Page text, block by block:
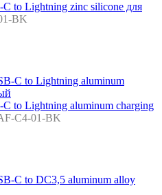
to Lightning zinc silicone для
BK
to Lightning aluminum charging
C4-01-BK